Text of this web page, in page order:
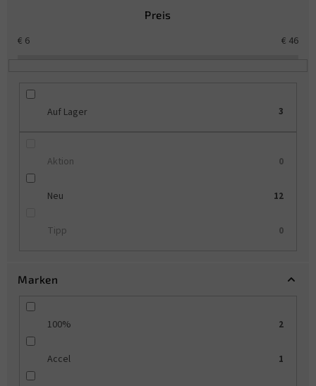
Preis
€ 6 € 46
Auf Lager 3
Aktion 0
Neu 12
Tipp 0
Marken
100% 2
Accel 1